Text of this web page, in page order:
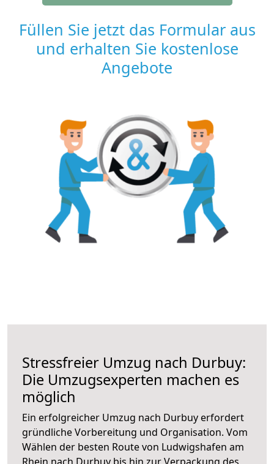
Füllen Sie jetzt das Formular aus
und erhalten Sie kostenlose
Angebote
Stressfreier Umzug nach Durbuy:
Die Umzugsexperten machen es
möglich
Ein erfolgreicher Umzug nach Durbuy erfordert
gründliche Vorbereitung und Organisation. Vom
Wählen der besten Route von Ludwigshafen am